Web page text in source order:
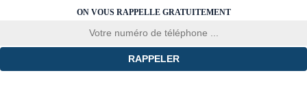
ON VOUS RAPPELLE GRATUITEMENT